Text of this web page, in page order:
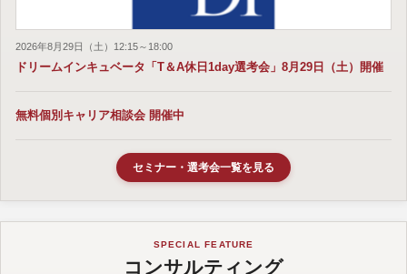
2026年8月29日（土）12:15～18:00
ドリームインキュベータ「T＆A休日1day選考会」8月29日（土）開催
無料個別キャリア相談会 開催中
セミナー・選考会一覧を見る
SPECIAL FEATURE
コンサルティング